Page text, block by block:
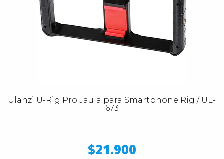
Ulanzi U-Rig Pro Jaula para Smartphone Rig / UL-
673
$21.900